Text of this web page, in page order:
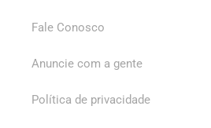
Fale Conosco
Anuncie com a gente
Política de privacidade